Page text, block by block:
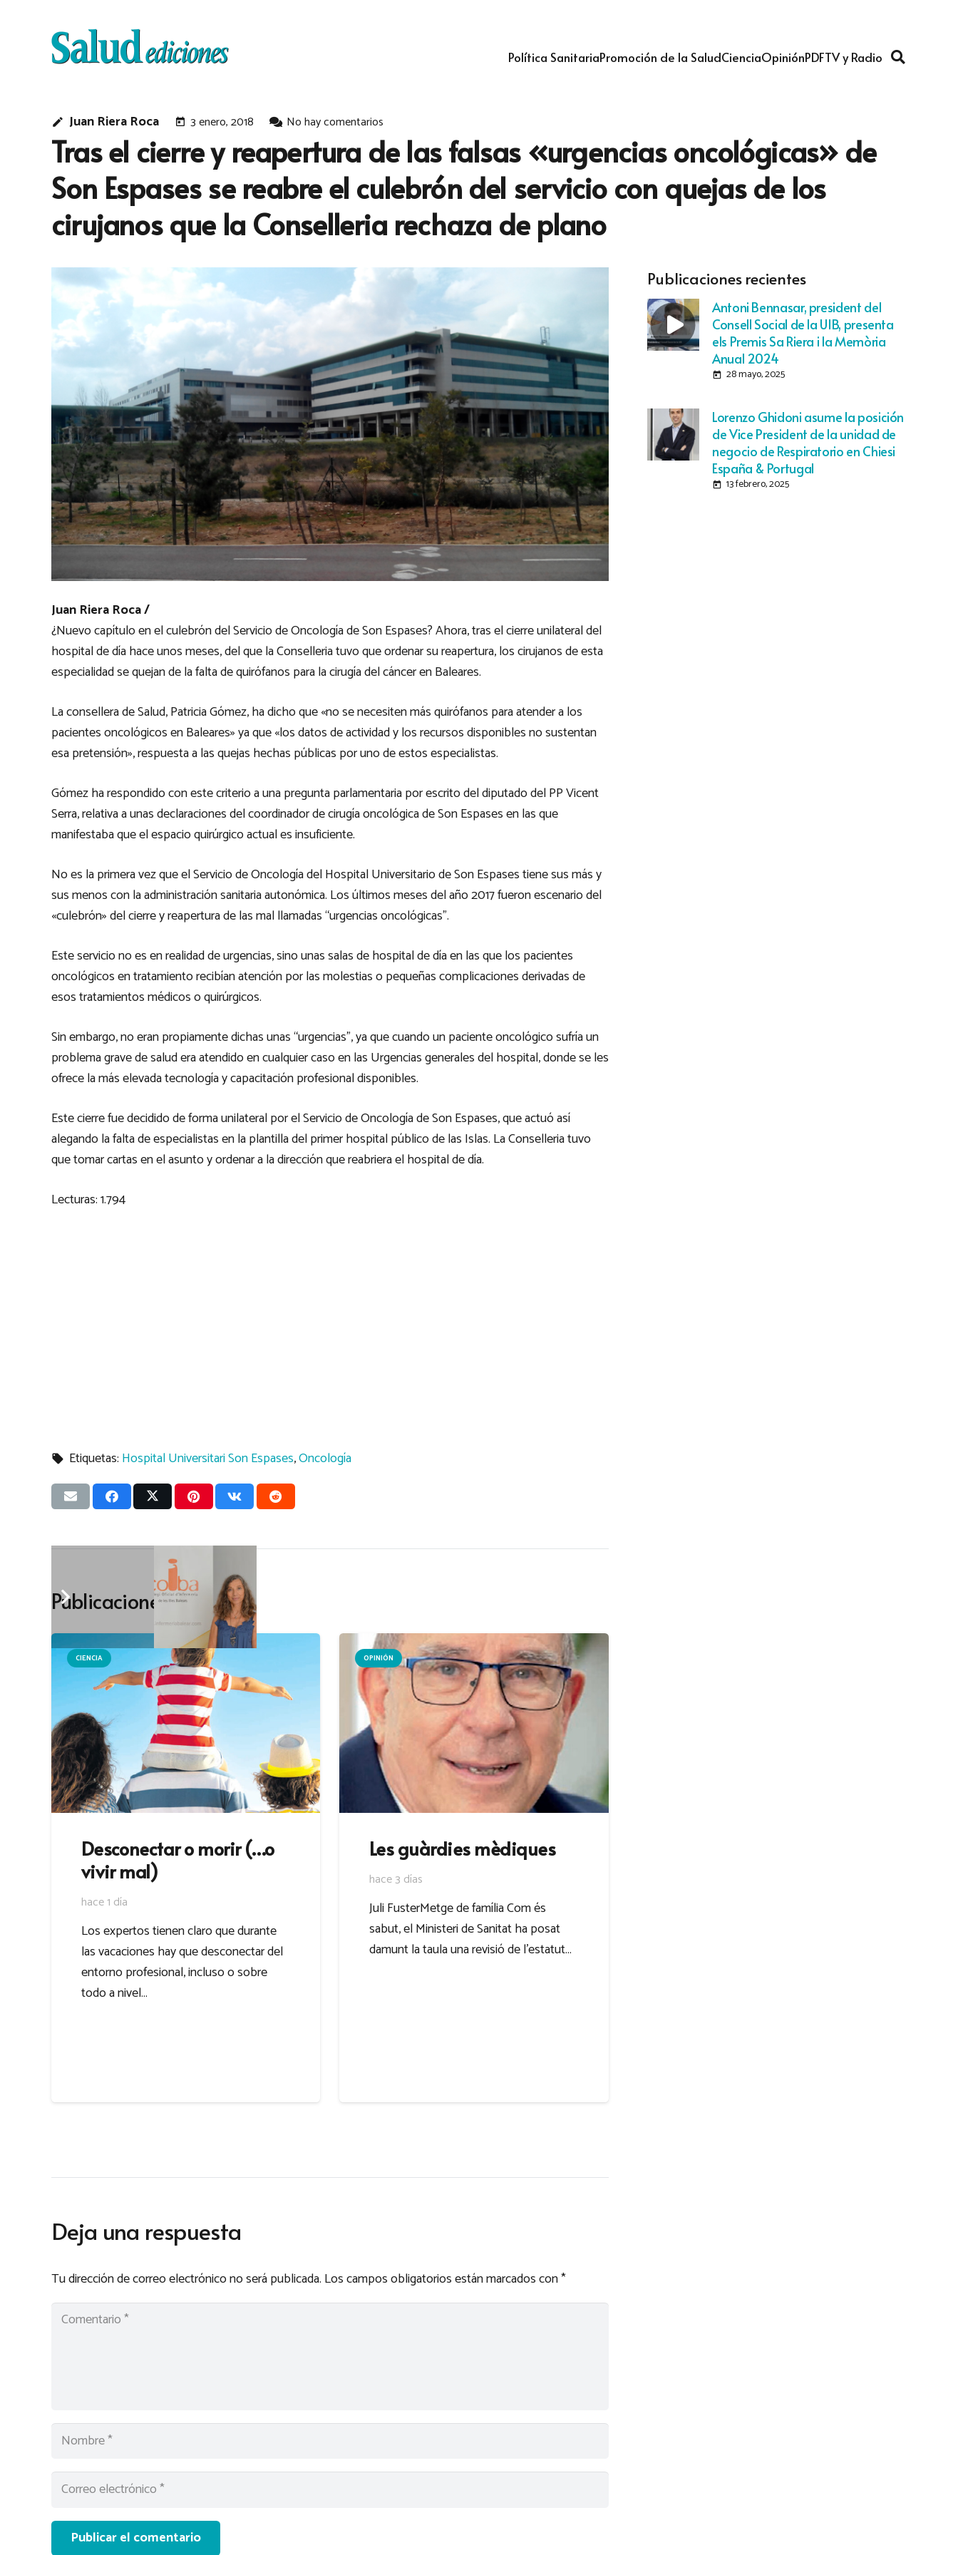
Política SanitariaPromoción de la SaludCienciaOpiniónPDFTV y Radio
edit Juan Riera Roca today 3 enero, 2018 No hay comentarios
Tras el cierre y reapertura de las falsas «urgencias oncológicas» de
Son Espases se reabre el culebrón del servicio con quejas de los
cirujanos que la Conselleria rechaza de plano
Juan Riera Roca /
¿Nuevo capítulo en el culebrón del Servicio de Oncología de Son Espases? Ahora, tras el cierre unilateral del
hospital de día hace unos meses, del que la Conselleria tuvo que ordenar su reapertura, los cirujanos de esta
especialidad se quejan de la falta de quirófanos para la cirugía del cáncer en Baleares.
La consellera de Salud, Patricia Gómez, ha dicho que «no se necesiten más quirófanos para atender a los
pacientes oncológicos en Baleares» ya que «los datos de actividad y los recursos disponibles no sustentan
esa pretensión», respuesta a las quejas hechas públicas por uno de estos especialistas.
Gómez ha respondido con este criterio a una pregunta parlamentaria por escrito del diputado del PP Vicent
Serra, relativa a unas declaraciones del coordinador de cirugía oncológica de Son Espases en las que
manifestaba que el espacio quirúrgico actual es insuficiente.
No es la primera vez que el Servicio de Oncología del Hospital Universitario de Son Espases tiene sus más y
sus menos con la administración sanitaria autonómica. Los últimos meses del año 2017 fueron escenario del
«culebrón» del cierre y reapertura de las mal llamadas “urgencias oncológicas”.
Este servicio no es en realidad de urgencias, sino unas salas de hospital de día en las que los pacientes
oncológicos en tratamiento recibían atención por las molestias o pequeñas complicaciones derivadas de
esos tratamientos médicos o quirúrgicos.
Sin embargo, no eran propiamente dichas unas “urgencias”, ya que cuando un paciente oncológico sufría un
problema grave de salud era atendido en cualquier caso en las Urgencias generales del hospital, donde se les
ofrece la más elevada tecnología y capacitación profesional disponibles.
Este cierre fue decidido de forma unilateral por el Servicio de Oncología de Son Espases, que actuó así
alegando la falta de especialistas en la plantilla del primer hospital público de las Islas. La Conselleria tuvo
que tomar cartas en el asunto y ordenar a la dirección que reabriera el hospital de día.
Lecturas:1.794
Publicaciones recientes
Antoni Bennasar, president del
Consell Social de la UIB, presenta
els Premis Sa Riera i la Memòria
Anual 2024
today 28 mayo, 2025
Lorenzo Ghidoni asume la posición
de Vice President de la unidad de
negocio de Respiratorio en Chiesi
España & Portugal
today 13 febrero, 2025
local_offer Etiquetas: Hospital Universitari Son Espases,Oncología
Publicaciones recientes
CIENCIA
Desconectar o morir (…o
vivir mal)
hace 1 día
Los expertos tienen claro que durante
las vacaciones hay que desconectar del
entorno profesional, incluso o sobre
todo a nivel…
OPINIÓN
Les guàrdies mèdiques
hace 3 días
Juli FusterMetge de família Com és
sabut, el Ministeri de Sanitat ha posat
damunt la taula una revisió de l’estatut…
Deja una respuesta
Tu dirección de correo electrónico no será publicada. Los campos obligatorios están marcados con*
Publicar el comentario